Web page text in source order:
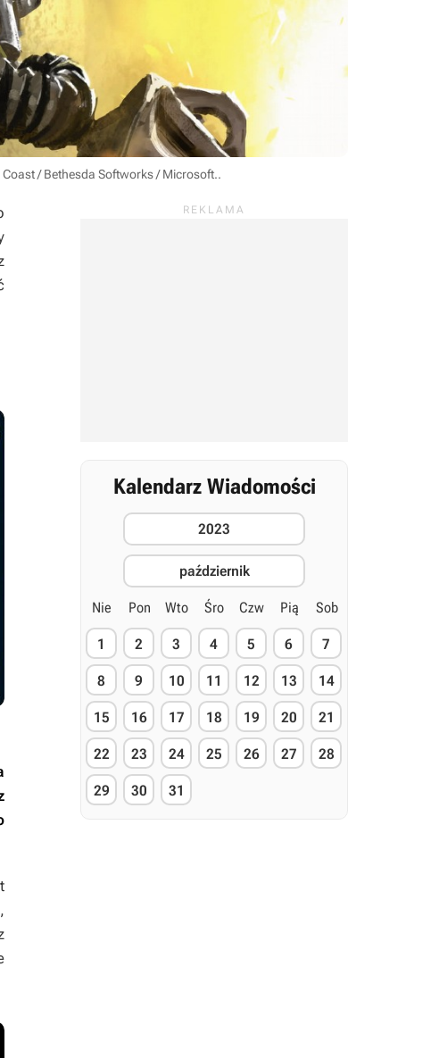
Coast / Bethesda Softworks / Microsoft..
Kalendarz Wiadomości
2023
październik
Nie Pon Wto Śro Czw Pią Sob
1 2 3 4 5 6 7
8 9 10 11 12 13 14
15 16 17 18 19 20 21
22 23 24 25 26 27 28
29 30 31